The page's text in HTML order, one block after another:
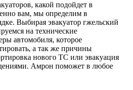
какой подойдет в
вам, мы определим в
Выбирая эвакуатор гжельский
на технические
автомобиля, которое
а так же причины
нового ТС или эвакуация
Амрон поможет в любое